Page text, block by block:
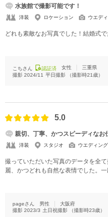
水族館で撮影可能です！
洋装 ロケーション ウエデ
どれも素敵なお写真でした！結婚式
こちさん 認証済 女性
三重県
撮影 2024/11 平日撮影 （撮影時21 歳）
5.0
親切、丁寧、かつスピーディなお
洋装 スタジオ ウエディング
撮っていただいた写真のデータを全
麗、かつどれも自然な表情でした。
らの写真は撮影するタイミングは教
な表情や顔でいられました。
pageさん 男性
大阪府
撮影 2023/3 土日祝撮影 （撮影時23歳）